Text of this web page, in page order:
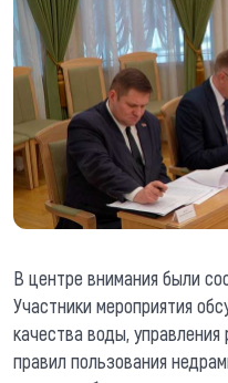
В центре внимания были
Участники мероприятия
качества воды,
правил пользования